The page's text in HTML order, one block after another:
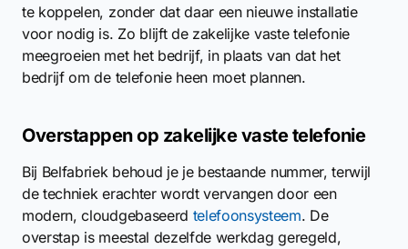
te koppelen, zonder dat daar een nieuwe installatie
voor nodig is. Zo blijft de zakelijke vaste telefonie
meegroeien met het bedrijf, in plaats van dat het
bedrijf om de telefonie heen moet plannen.
Overstappen op zakelijke vaste telefonie
Bij Belfabriek behoud je je bestaande nummer, terwijl
de techniek erachter wordt vervangen door een
modern, cloudgebaseerd telefoonsysteem. De
overstap is meestal dezelfde werkdag geregeld,